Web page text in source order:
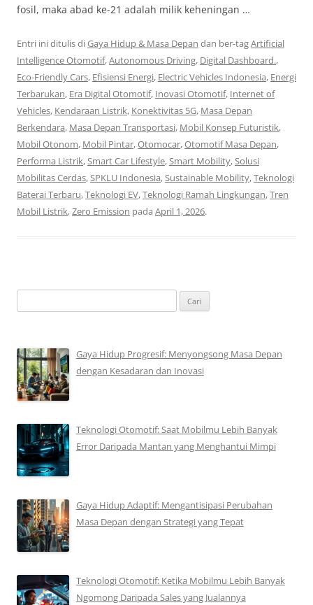
fosil, maka abad ke-21 adalah milik keheningan …
Entri ini ditulis diGaya Hidup & Masa Depan dan ber-tagArtificial
Intelligence Otomotif,Autonomous Driving, Digital Dashboard.,
Eco-Friendly Cars, Efisiensi Energi, Electric Vehicles Indonesia, Energi
Terbarukan, Era Digital Otomotif, Inovasi Otomotif, Internet of
Vehicles, Kendaraan Listrik, Konektivitas 5G, Masa Depan
Berkendara, Masa Depan Transportasi, Mobil Konsep Futuristik,
Mobil Otonom, Mobil Pintar,Otomocar,Otomotif Masa Depan,
Performa Listrik,Smart Car Lifestyle,Smart Mobility,Solusi
Mobilitas Cerdas,SPKLU Indonesia,Sustainable Mobility,Teknologi
Baterai Terbaru,Teknologi EV,Teknologi Ramah Lingkungan,Tren
Mobil Listrik,Zero Emission pada April 1, 2026.
untuk:
Gaya Hidup Progresif: Menyongsong Masa Depan
dengan Kesadaran dan Inovasi
Teknologi Otomotif: Saat Mobilmu Lebih Banyak
Error Daripada Mantan yang Menghantui Mimpi
Gaya Hidup Adaptif: Mengantisipasi Perubahan
Masa Depan dengan Strategi yang Tepat
Teknologi Otomotif: Ketika Mobilmu Lebih Banyak
Ngomong Daripada Sales yang Jualannya